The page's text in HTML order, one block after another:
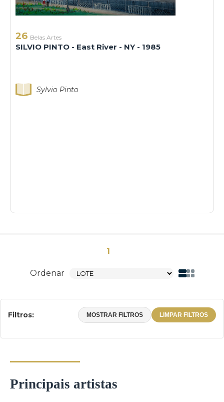
26 Belas Artes
SILVIO PINTO - East River - NY - 1985
Sylvio Pinto
1
Ordenar
Filtros: MOSTRAR FILTROS LIMPAR FILTROS
Principais artistas